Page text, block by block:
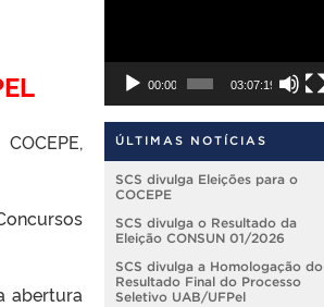
abertura
00:00 03:07:19
ÚLTIMAS NOTÍCIAS
SCS divulga Eleições para o
COCEPE
SCS divulga o Resultado da
Eleição CONSUN 01/2026
SCS divulga a Homologação do
Resultado Final do Processo
Seletivo UAB/UFPel